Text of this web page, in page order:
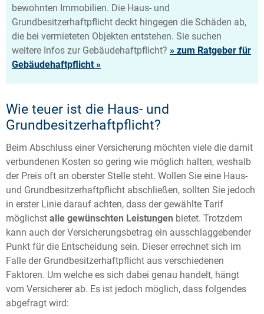
bewohnten Immobilien. Die Haus- und
Grundbesitzerhaftpflicht deckt hingegen die Schäden ab,
die bei vermieteten Objekten entstehen. Sie suchen
weitere Infos zur Gebäudehaftpflicht? » zum Ratgeber für
Gebäudehaftpflicht »
Wie teuer ist die Haus- und
Grundbesitzerhaftpflicht?
Beim Abschluss einer Versicherung möchten viele die damit
verbundenen Kosten so gering wie möglich halten, weshalb
der Preis oft an oberster Stelle steht. Wollen Sie eine Haus-
und Grundbesitzerhaftpflicht abschließen, sollten Sie jedoch
in erster Linie darauf achten, dass der gewählte Tarif
möglichst alle gewünschten Leistungen bietet. Trotzdem
kann auch der Versicherungsbetrag ein ausschlaggebender
Punkt für die Entscheidung sein. Dieser errechnet sich im
Falle der Grundbesitzerhaftpflicht aus verschiedenen
Faktoren. Um welche es sich dabei genau handelt, hängt
vom Versicherer ab. Es ist jedoch möglich, dass folgendes
abgefragt wird: